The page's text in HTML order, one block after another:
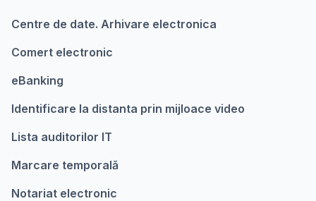
Centre de date. Arhivare electronica
Comert electronic
eBanking
Identificare la distanta prin mijloace video
Lista auditorilor IT
Marcare temporalǎ
Notariat electronic